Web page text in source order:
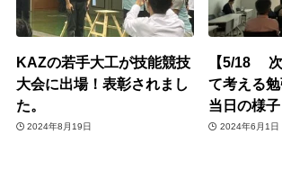
KAZの若手大工が技能競技
大会に出場！表彰されまし
た。
2024年8月19日
【5/18
て考える
当日の様子
2024年6月1日